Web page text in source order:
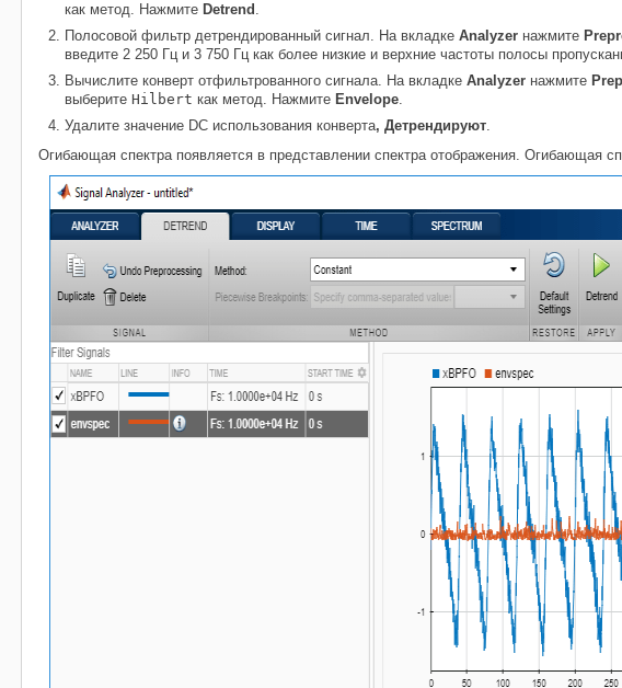
как метод. Нажмите Detrend .
Полосовой фильтр детрендированный сигнал. На вкладке Analyzer нажмите
введите 2 250 Гц и 3 750 Гц как более низкие и верхние частоты полосы
Вычислите конверт отфильтрованного сигнала. На вкладке Analyzer нажмите
выберите Hilbert как метод. Нажмите Envelope.
Удалите значение DC использования конверта, Детрендируют.
Огибающая спектра появляется в представлении спектра отображения. Огибающая